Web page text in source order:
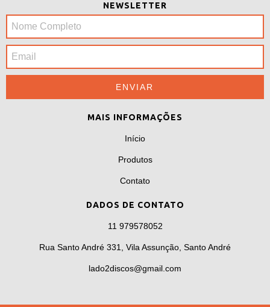
NEWSLETTER
MAIS INFORMAÇÕES
Início
Produtos
Contato
DADOS DE CONTATO
11 979578052
Rua Santo André 331, Vila Assunção, Santo André
lado2discos@gmail.com